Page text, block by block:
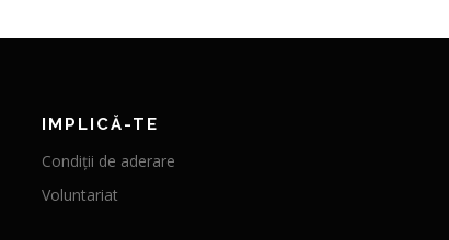
IMPLICĂ-TE
Condiții de aderare
Voluntariat